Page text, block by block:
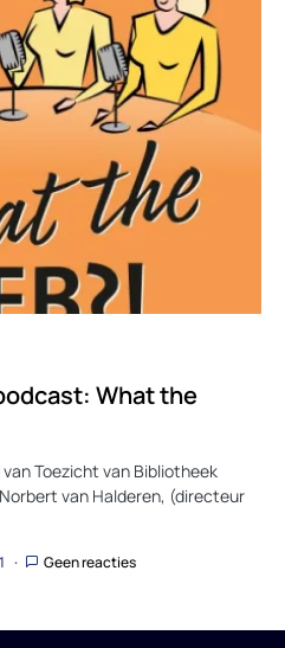
What the
Toezicht van Bibliotheek
van Halderen, (directeur
Geen reacties